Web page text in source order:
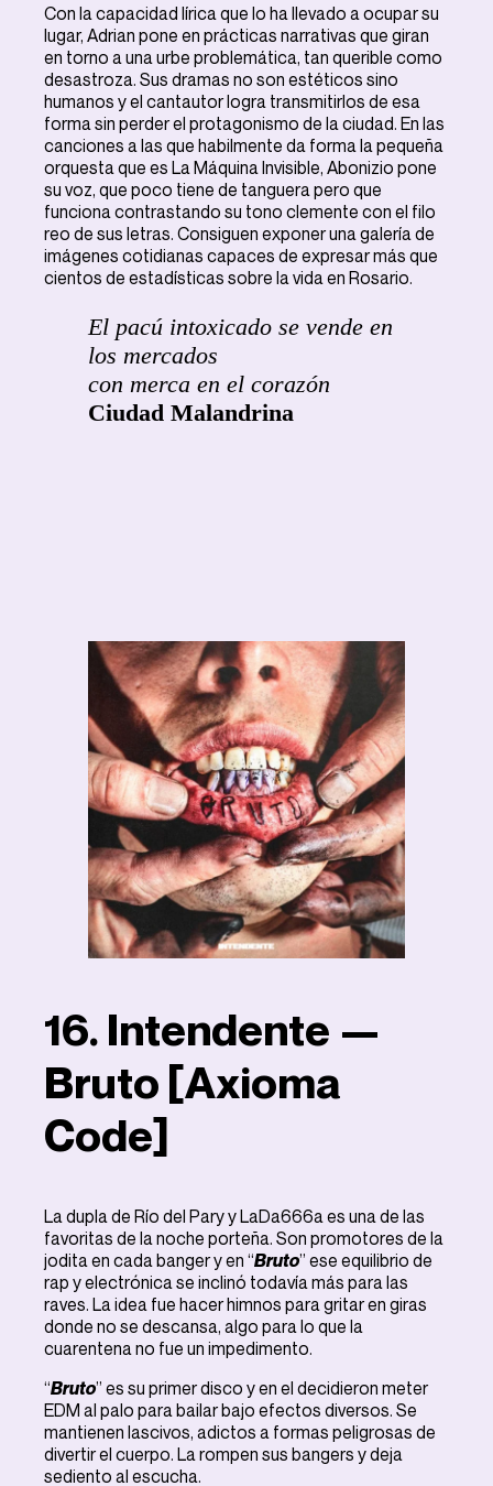
Con la capacidad lírica que lo ha llevado a ocupar su
lugar, Adrian pone en prácticas narrativas que giran
en torno a una urbe problemática, tan querible como
desastroza. Sus dramas no son estéticos sino
humanos y el cantautor logra transmitirlos de esa
forma sin perder el protagonismo de la ciudad. En las
canciones a las que habilmente da forma la pequeña
orquesta que es La Máquina Invisible, Abonizio pone
su voz, que poco tiene de tanguera pero que
funciona contrastando su tono clemente con el filo
reo de sus letras. Consiguen exponer una galería de
imágenes cotidianas capaces de expresar más que
cientos de estadísticas sobre la vida en Rosario.
El pacú intoxicado se vende en
los mercados
con merca en el corazón
Ciudad Malandrina
16. Intendente —
Bruto [Axioma
Code]
La dupla de Río del Pary y LaDa666a es una de las
favoritas de la noche porteña. Son promotores de la
jodita en cada banger y en “Bruto” ese equilibrio de
rap y electrónica se inclinó todavía más para las
raves. La idea fue hacer himnos para gritar en giras
donde no se descansa, algo para lo que la
cuarentena no fue un impedimento.
“Bruto” es su primer disco y en el decidieron meter
EDM al palo para bailar bajo efectos diversos. Se
mantienen lascivos, adictos a formas peligrosas de
divertir el cuerpo. La rompen sus bangers y deja
sediento al escucha.